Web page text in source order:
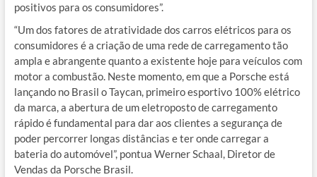
positivos para os consumidores”.
“Um dos fatores de atratividade dos carros elétricos para os
consumidores é a criação de uma rede de carregamento tão
ampla e abrangente quanto a existente hoje para veículos com
motor a combustão. Neste momento, em que a Porsche está
lançando no Brasil o Taycan, primeiro esportivo 100% elétrico
da marca, a abertura de um eletroposto de carregamento
rápido é fundamental para dar aos clientes a segurança de
poder percorrer longas distâncias e ter onde carregar a
bateria do automóvel”, pontua Werner Schaal, Diretor de
Vendas da Porsche Brasil.